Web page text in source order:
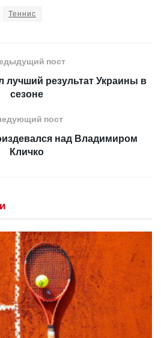
Теннис
пост
лучший результат Украины в
сезоне
пост
над Владимиром
Кличко